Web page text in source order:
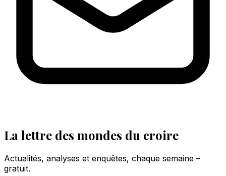
La lettre des mondes du croire
Actualités, analyses et enquêtes, chaque semaine –
gratuit.